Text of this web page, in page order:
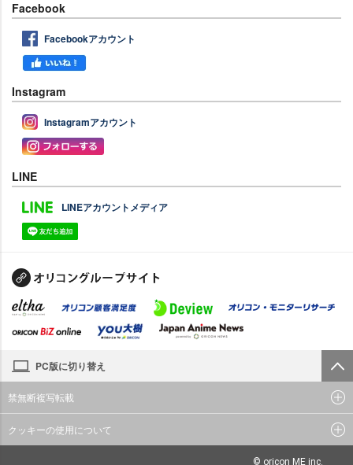
Facebook
Facebookアカウント
Instagram
Instagramアカウント
LINE
LINEアカウントメディア
PC版に切り替え
禁無断複写転載
クッキーの使用について
© oricon ME inc.